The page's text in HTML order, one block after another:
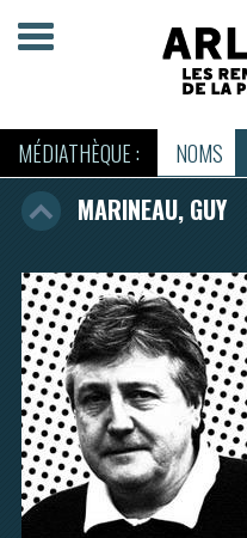
MÉDIATHÈQUE : NOMS
MARINEAU, GUY